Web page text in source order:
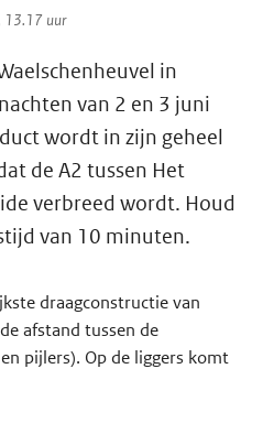
13.17 uur
in
van 2 en 3 juni
wordt in zijn geheel
de A2 tussen Het
verbreed wordt. Houd
van 10 minuten.
draagconstructie van
afstand tussen de
pijlers). Op de liggers komt